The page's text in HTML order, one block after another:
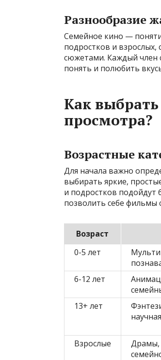
Разнообразие
Семейное кино —
подростков и взрослых,
сюжетами. Каждый член
понять и полюбить
Как
просмотра?
Возрастные
Для начала важно
выбирать яркие,
и подростков подойдут
позволить себе фильмы
Возраст
0-5 лет
6-12 лет
13+ лет
Взрослые
Драмы,